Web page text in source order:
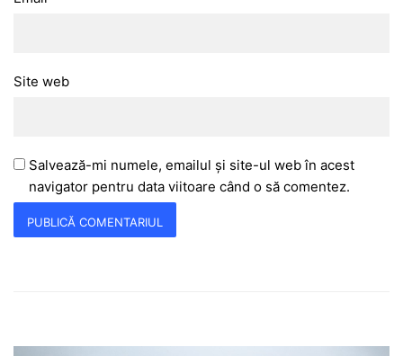
Site web
Salvează-mi numele, emailul și site-ul web în acest
navigator pentru data viitoare când o să comentez.